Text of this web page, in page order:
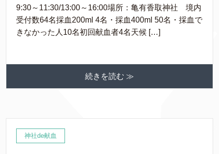
9:30～11:30/13:00～16:00場所：亀有香取神社 境内
受付数64名採血200ml 4名・採血400ml 50名・採血で
きなかった人10名初回献血者4名天候 […]
続きを読む ≫
神社de献血